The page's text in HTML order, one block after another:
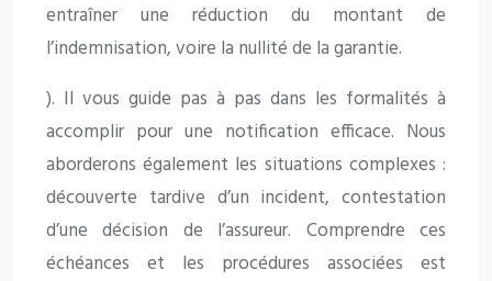
entraîner une réduction du montant de
l’indemnisation, voire la nullité de la garantie.
). Il vous guide pas à pas dans les formalités à
accomplir pour une notification efficace. Nous
aborderons également les situations complexes :
découverte tardive d’un incident, contestation
d’une décision de l’assureur. Comprendre ces
échéances et les procédures associées est